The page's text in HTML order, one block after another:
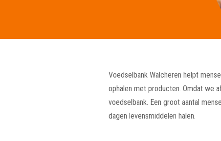
Voedselbank Walcheren helpt
ophalen met producten. Omdat we
voedselbank. Een groot aantal
dagen levensmiddelen halen.